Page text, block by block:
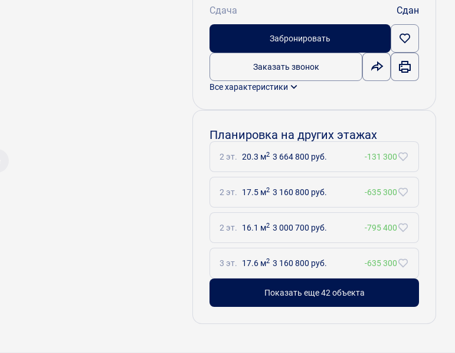
Сдача Сдан
Забронировать
Заказать звонок
Все характеристики
Планировка на других этажах
2 эт. 20.3 м2 3 664 800 руб. -131 300
2 эт. 17.5 м2 3 160 800 руб. -635 300
2 эт. 16.1 м2 3 000 700 руб. -795 400
3 эт. 17.6 м2 3 160 800 руб. -635 300
Показать еще 42 объектa